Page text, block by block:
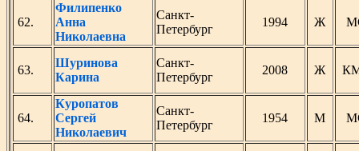
62.
Филипенко
Анна
Николаевна
Санкт-
Петербург
1994 Ж
63.
Шуринова
Карина
Санкт-
Петербург
2008 Ж
64.
Куропатов
Сергей
Николаевич
Санкт-
Петербург
1954 М